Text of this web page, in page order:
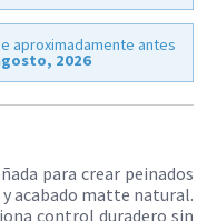
aproximadamente antes
2026
para crear peinados
acabado matte natural.
control duradero sin